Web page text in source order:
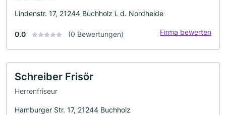
Lindenstr. 17, 21244 Buchholz i. d. Nordheide
0.0 (0 Bewertungen) Firma bewerten
Schreiber Frisör
Herrenfriseur
Hamburger Str. 17, 21244 Buchholz